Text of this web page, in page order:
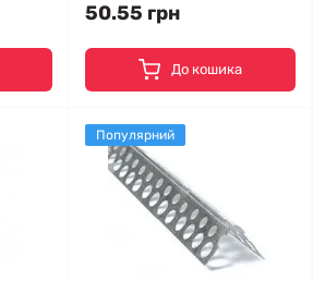
50.55 грн
До кошика
Популярний